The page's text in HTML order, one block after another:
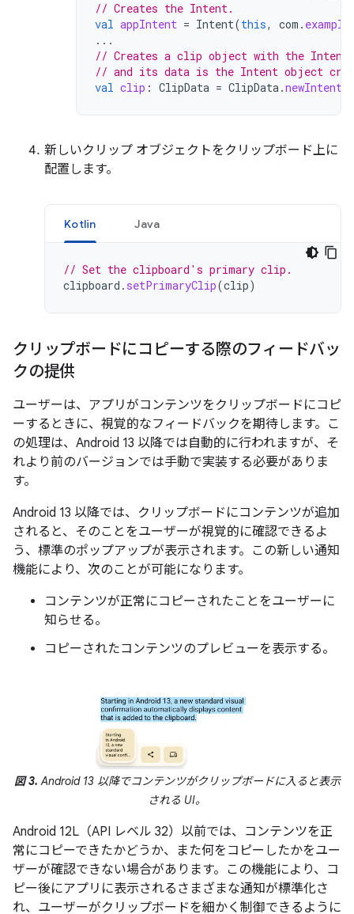
// Creates the Intent.
val appIntent = Intent(this, com . example
...
// Creates a clip object with the
// and its data is the Intent object
val clip : ClipData = ClipData.newIntent
新しいクリップ オブジェクトをクリップボード上に
配置します。
Kotlin Java
// Set the clipboard's primary clip.
clipboard . setPrimaryClip(clip)
クリップボードにコピーする際のフィードバッ
クの提供
ユーザーは、アプリがコンテンツをクリップボードにコピ
ーするときに、視覚的なフィードバックを期待します。こ
の処理は、Android 13 以降では自動的に行われますが、そ
れより前のバージョンでは手動で実装する必要がありま
す。
Android 13 以降では、クリップボードにコンテンツが追加
されると、そのことをユーザーが視覚的に確認できるよ
う、標準のポップアップが表示されます。この新しい通知
機能により、次のことが可能になります。
コンテンツが正常にコピーされたことをユーザーに
知らせる。
コピーされたコンテンツのプレビューを表示する。
図 3. Android 13 以降でコンテンツがクリップボードに入ると表示
される UI。
Android 12L（API レベル 32）以前では、コンテンツを正
常にコピーできたかどうか、また何をコピーしたかをユー
ザーが確認できない場合があります。この機能により、コ
ピー後にアプリに表示されるさまざまな通知が標準化さ
れ、ユーザーがクリップボードを細かく制御できるように